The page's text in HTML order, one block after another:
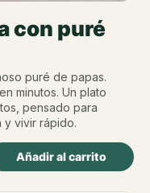
con puré
puré de papas.
minutos. Un plato
pensado para
y vivir rápido.
Añadir al carrito